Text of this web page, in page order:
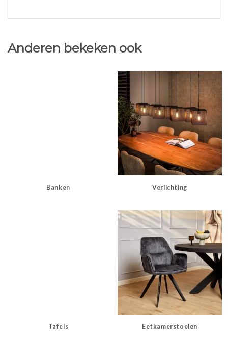
Anderen bekeken ook
Banken Verlichting
Tafels Eetkamerstoelen